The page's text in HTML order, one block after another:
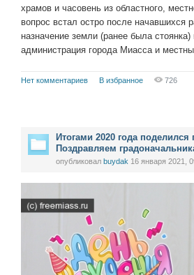
храмов и часовень из областного,
вопрос встал остро после начавшихся
назначение земли (ранее была
администрация города Миасса и
Нет комментариев В избранное 726
Итогами 2020 года
Поздравляем
опубликовал buydak 16 января 2021,